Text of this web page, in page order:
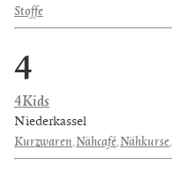
Stoffe
4
4Kids
Niederkassel
Kurzwaren,Nähcafé,Nähkurse,